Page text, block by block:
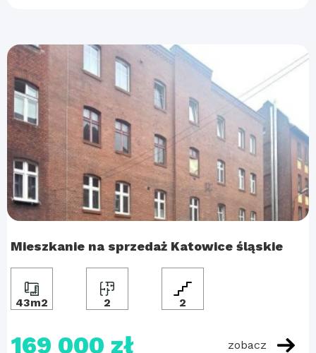
Mieszkanie na sprzedaż Katowice śląskie
43m2 2 2
169 000 zł zobacz